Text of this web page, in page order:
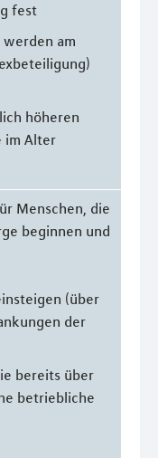
fest
am
höheren
im Alter
Menschen, die
beginnen und
(über
der
bereits über
betriebliche